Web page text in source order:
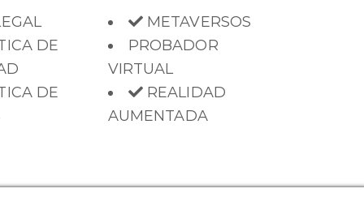
DE
DE
METAVERSOS
PROBADOR
VIRTUAL
REALIDAD
AUMENTADA